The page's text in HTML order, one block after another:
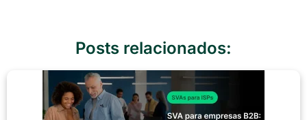
Posts relacionados: